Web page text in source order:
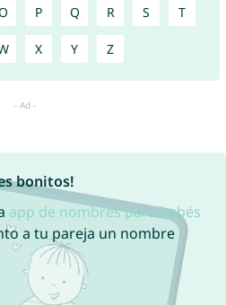
P Q R S T
X Y Z
bonitos!
app de nombres para bebés
a tu pareja un nombre